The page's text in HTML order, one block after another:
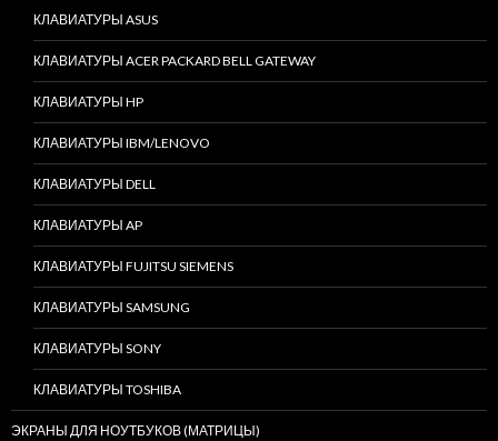
КЛАВИАТУРЫ ASUS
КЛАВИАТУРЫ ACER PACKARD BELL GATEWAY
КЛАВИАТУРЫ HP
КЛАВИАТУРЫ IBM/LENOVO
КЛАВИАТУРЫ DELL
КЛАВИАТУРЫ AP
КЛАВИАТУРЫ FUJITSU SIEMENS
КЛАВИАТУРЫ SAMSUNG
КЛАВИАТУРЫ SONY
КЛАВИАТУРЫ TOSHIBA
ЭКРАНЫ ДЛЯ НОУТБУКОВ (МАТРИЦЫ)